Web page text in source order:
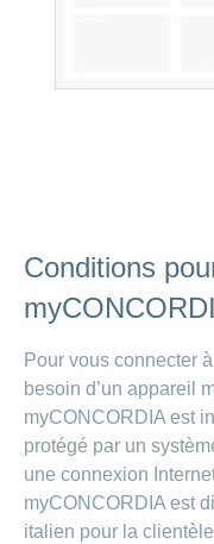
Conditions
Pour vous connecter
besoin d’un appareil
myCONCORDIA est
protégé par un
une connexion
myCONCORDIA est
italien pour la